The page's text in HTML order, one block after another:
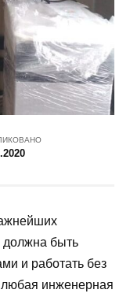
должна быть
и работать без
инженерная